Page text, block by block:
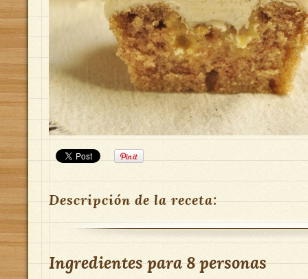
Descripción de la receta:
Ingredientes para8 personas